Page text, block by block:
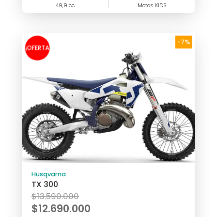
$5.179.000.
actual
$4.790.000.
49,9 cc Motos KIDS
-7%
¡OFERTA
Husqvarna
TX 300
$13.590.000El
precio
$12.690.000